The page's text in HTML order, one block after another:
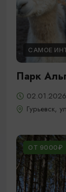
САМОЕ
Парк
Гурьевск,
ОТ 9000₽